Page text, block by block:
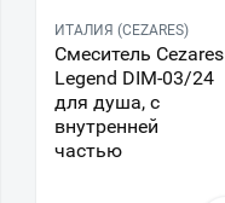
ИТАЛИЯ (CEZARES)
Смеситель Cezares
Legend DIM-03/24
для душа, с
внутренней
частью